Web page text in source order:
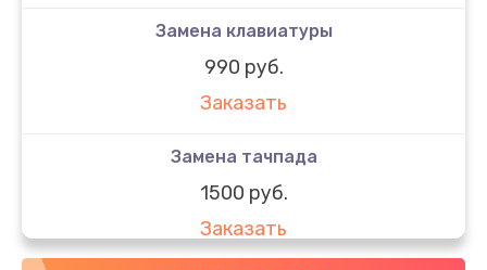
Замена клавиатуры
990 руб.
Заказать
Замена тачпада
1500 руб.
Заказать